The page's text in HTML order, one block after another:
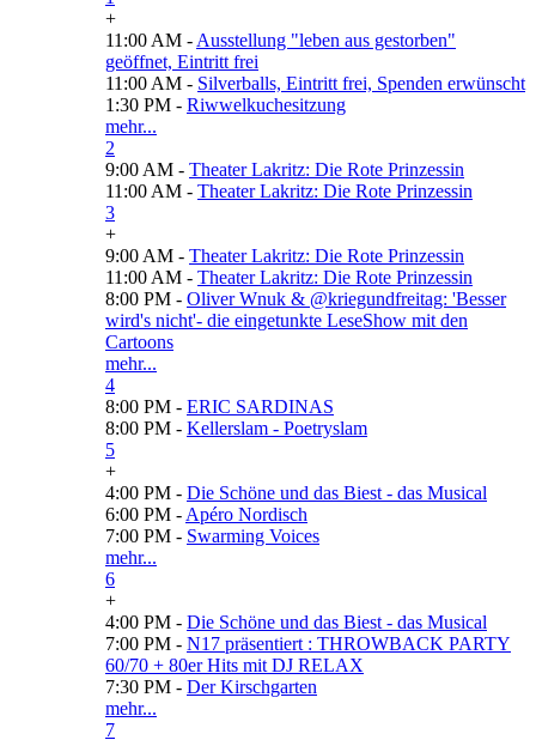
+
11:00 AM - Ausstellung "leben aus gestorben"
geöffnet, Eintritt frei
11:00 AM - Silverballs, Eintritt frei, Spenden erwünscht
1:30 PM - Riwwelkuchesitzung
mehr...
2
9:00 AM - Theater Lakritz: Die Rote Prinzessin
11:00 AM - Theater Lakritz: Die Rote Prinzessin
3
+
9:00 AM - Theater Lakritz: Die Rote Prinzessin
11:00 AM - Theater Lakritz: Die Rote Prinzessin
8:00 PM - Oliver Wnuk & @kriegundfreitag: 'Besser
wird's nicht'- die eingetunkte LeseShow mit den
Cartoons
mehr...
4
8:00 PM - ERIC SARDINAS
8:00 PM - Kellerslam - Poetryslam
5
+
4:00 PM - Die Schöne und das Biest - das Musical
6:00 PM - Apéro Nordisch
7:00 PM - Swarming Voices
mehr...
6
+
4:00 PM - Die Schöne und das Biest - das Musical
7:00 PM - N17 präsentiert : THROWBACK PARTY
60/70 + 80er Hits mit DJ RELAX
7:30 PM - Der Kirschgarten
mehr...
7